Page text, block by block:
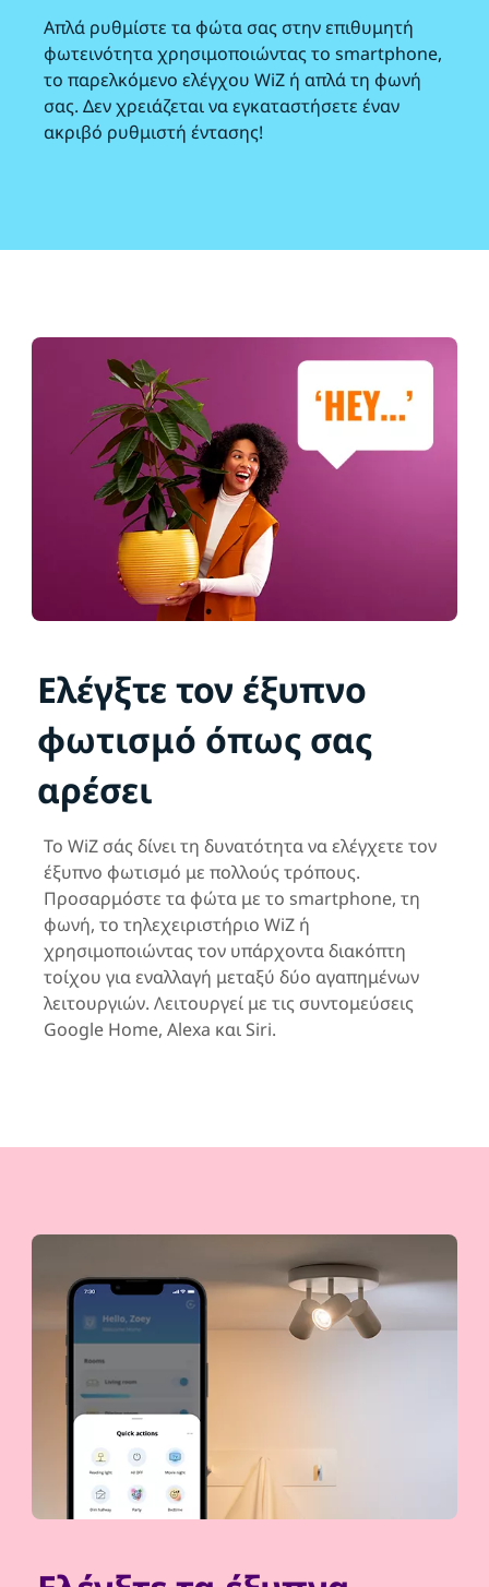
Απλά ρυθμίστε τα φώτα σας στην επιθυμητή
φωτεινότητα χρησιμοποιώντας το smartphone,
το παρελκόμενο ελέγχου WiZ ή απλά τη φωνή
σας. Δεν χρειάζεται να εγκαταστήσετε έναν
ακριβό ρυθμιστή έντασης!
Ελέγξτε τον έξυπνο
φωτισμό όπως σας
αρέσει
Το WiZ σάς δίνει τη δυνατότητα να ελέγχετε τον
έξυπνο φωτισμό με πολλούς τρόπους.
Προσαρμόστε τα φώτα με το smartphone, τη
φωνή, το τηλεχειριστήριο WiZ ή
χρησιμοποιώντας τον υπάρχοντα διακόπτη
τοίχου για εναλλαγή μεταξύ δύο αγαπημένων
λειτουργιών. Λειτουργεί με τις συντομεύσεις
Google Home, Alexa και Siri.